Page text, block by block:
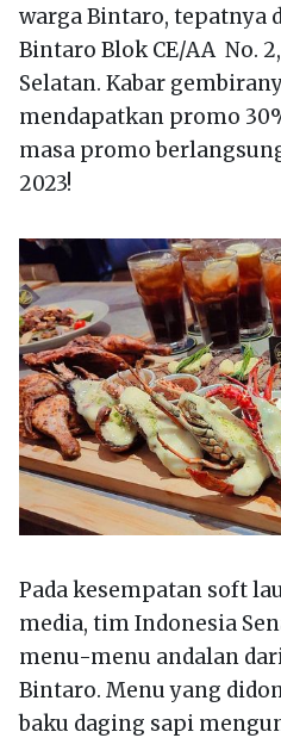
warga Bintaro, tepatnya
Bintaro Blok CE/AA No.
Selatan. Kabar
mendapatkan promo
masa promo
2023!
Pada kesempatan soft
media, tim Indonesia
menu-menu andalan
Bintaro. Menu yang
baku daging sapi